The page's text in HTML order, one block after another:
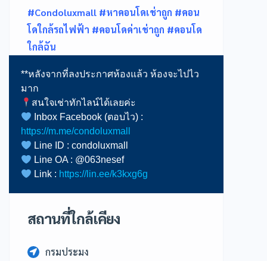
#Condoluxmall #หาคอนโดเช่าถูก #คอน
โดใกล้รถไฟฟ้า #คอนโดค่าเช่าถูก #คอนโด
ใกล้ฉัน
**หลังจากที่ลงประกาศห้องแล้ว ห้องจะไปไว
Inbox Facebook (ตอบไว) :
https://m.me/condoluxmall
Line OA : @063nesef
Link : https://lin.ee/k3kxg6g
สถานที่ใกล้เคียง
กรมประมง